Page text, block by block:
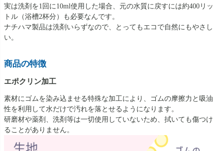
実は洗剤を1回に10ml使用した場合、元の水質に戻すには約400リッ
トル（浴槽2杯分）も必要なんです。
ナチハマ製品は洗剤いらずなので、とってもエコで自然にもやさし
い。
商品の特徴
エポクリン加工
素材にゴムを染み込ませる特殊な加工により、ゴムの摩擦力と吸油
性を利用して水だけで汚れを落とせるようになります。
研磨材や薬剤、洗剤等は一切使用していないため、拭いても傷つけ
ることがありません。